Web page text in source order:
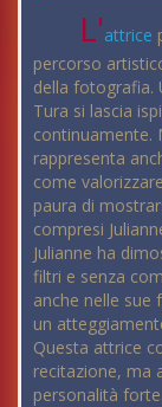
L'attrice
percorso
della fotografia.
Tura si lascia
continuamente.
rappresenta
come
paura di
compresi
Julianne ha
filtri e senza
anche nelle sue
un
Questa attrice
recitazione, ma
personalità forte.